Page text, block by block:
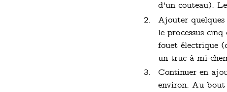
d'un couteau).
Ajouter
le processus
fouet électrique
un truc à mi-
Continuer en
environ. Au bout